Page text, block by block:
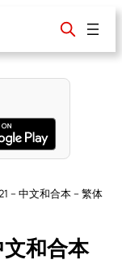
– 中文和合本 – 繁体
和合本